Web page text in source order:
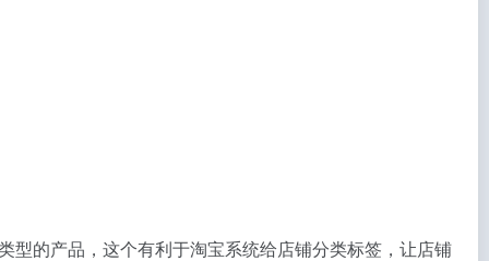
型的产品，这个有利于淘宝系统给店铺分类标签，让店铺